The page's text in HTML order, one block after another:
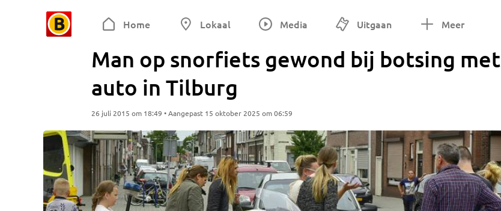
Home Lokaal Media Uitgaan Meer
Man op snorfiets gewond bij botsing met
auto in Tilburg
26 juli 2015 om 18:49 • Aangepast 15 oktober 2025 om 06:59